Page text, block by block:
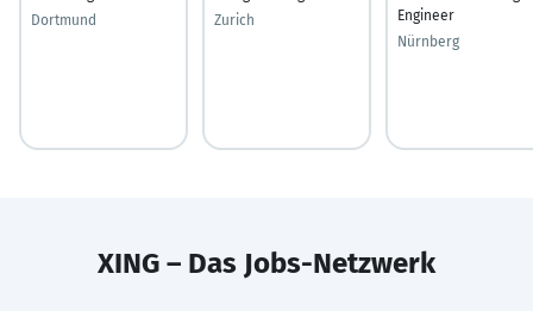
Dortmund
Zurich
Engineer
Nürnberg
XING – Das Jobs-Netzwerk